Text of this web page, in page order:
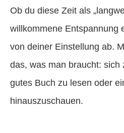
Ob du diese Zeit als
willkommene Entspannung
von deiner Einstellung ab.
das, was man braucht: sich
gutes Buch zu lesen oder
hinauszuschauen.